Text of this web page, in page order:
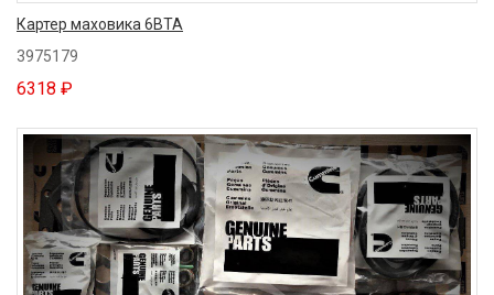
Картер маховика 6BTA
3975179
6318 ₽